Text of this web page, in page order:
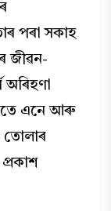
পৰা সকাহ
জীৱন-
অৰিহণা
এনে আৰু
তোলাৰ